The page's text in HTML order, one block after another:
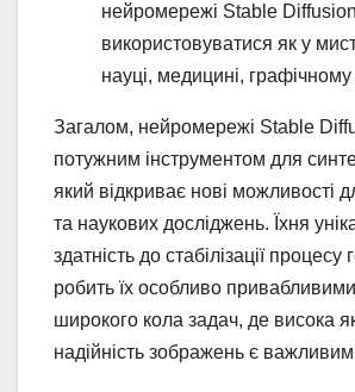
нейромережі Stable
використовуватися як у
науці, медицині,
Загалом, нейромережі Stable
потужним інструментом для
який відкриває нові можливості
та наукових досліджень. Їхня
здатність до стабілізації процесу
робить їх особливо
широкого кола задач, де висока
надійність зображень є